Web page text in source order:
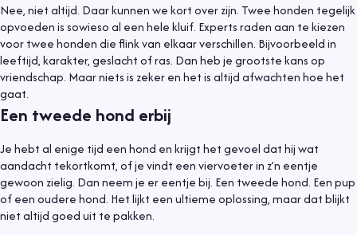
Nee, niet altijd. Daar kunnen we kort over zijn. Twee honden tegelijk
opvoeden is sowieso al een hele kluif. Experts raden aan te kiezen
voor twee honden die flink van elkaar verschillen. Bijvoorbeeld in
leeftijd, karakter, geslacht of ras. Dan heb je grootste kans op
vriendschap. Maar niets is zeker en het is altijd afwachten hoe het
gaat.
Een tweede hond erbij
Je hebt al enige tijd een hond en krijgt het gevoel dat hij wat
aandacht tekortkomt, of je vindt een viervoeter in z’n eentje
gewoon zielig. Dan neem je er eentje bij. Een tweede hond. Een pup
of een oudere hond. Het lijkt een ultieme oplossing, maar dat blijkt
niet altijd goed uit te pakken.